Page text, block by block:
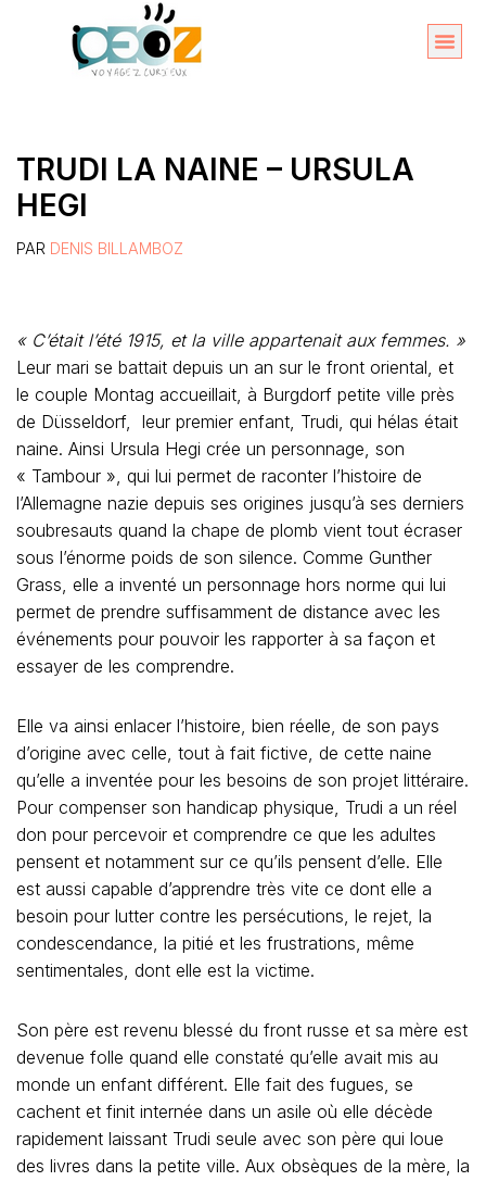
TRUDI LA NAINE – URSULA
HEGI
PAR DENIS BILLAMBOZ
« C’était l’été 1915, et la ville appartenait aux femmes. »
Leur mari se battait depuis un an sur le front oriental, et
le couple Montag accueillait, à Burgdorf petite ville près
de Düsseldorf, leur premier enfant, Trudi, qui hélas était
naine. Ainsi Ursula Hegi crée un personnage, son
« Tambour », qui lui permet de raconter l’histoire de
l’Allemagne nazie depuis ses origines jusqu’à ses derniers
soubresauts quand la chape de plomb vient tout écraser
sous l’énorme poids de son silence. Comme Gunther
Grass, elle a inventé un personnage hors norme qui lui
permet de prendre suffisamment de distance avec les
événements pour pouvoir les rapporter à sa façon et
essayer de les comprendre.
Elle va ainsi enlacer l’histoire, bien réelle, de son pays
d’origine avec celle, tout à fait fictive, de cette naine
qu’elle a inventée pour les besoins de son projet littéraire.
Pour compenser son handicap physique, Trudi a un réel
don pour percevoir et comprendre ce que les adultes
pensent et notamment sur ce qu’ils pensent d’elle. Elle
est aussi capable d’apprendre très vite ce dont elle a
besoin pour lutter contre les persécutions, le rejet, la
condescendance, la pitié et les frustrations, même
sentimentales, dont elle est la victime.
Son père est revenu blessé du front russe et sa mère est
devenue folle quand elle constaté qu’elle avait mis au
monde un enfant différent. Elle fait des fugues, se
cachent et finit internée dans un asile où elle décède
rapidement laissant Trudi seule avec son père qui loue
des livres dans la petite ville. Aux obsèques de la mère, la